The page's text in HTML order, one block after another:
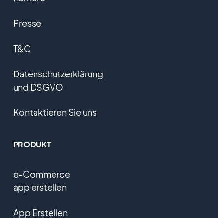
Presse
T&C
Datenschutzerklärung
und DSGVO
Kontaktieren Sie uns
PRODUKT
e-Commerce
app erstellen
App Erstellen